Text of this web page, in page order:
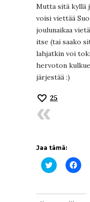
Mutta sitä kyllä
voisi viettää
joulunaikaa
itse (tai saako
lahjatkin voi
hervoton
järjestää :)
25
Jaa tämä:
Jaa Jaa